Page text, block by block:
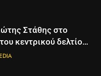
Στάθης στο
κεντρικού δελτίου
της ΕΡΤ
Εντοπίστηκαν για
ενδείξεις για τον
εκπέμπει η μαύρη